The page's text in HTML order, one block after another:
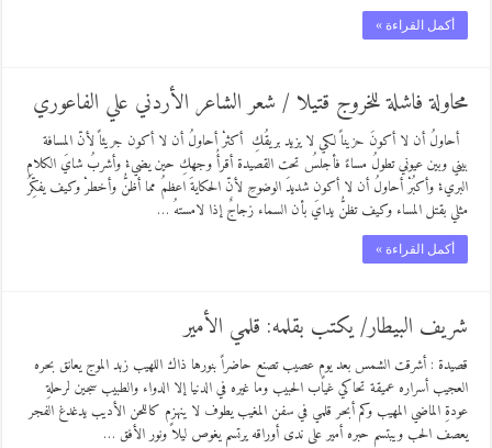
أكمل القراءة »
محاولة فاشلة للخروج قتيلا / شعر الشاعر الأردني علي الفاعوري
أحاولُ أن لا أكونَ حزيناً لكي لا يزيد بريقُكِ أكثرْ أحاولُ أن لا أكون جريئاً لأنّ المسافة
بيني وبين عيوني تطولُ مساءً فأجلسُ تحت القصيدة أقرأُ وجهكِ حين يضيءْ وأشربُ شايَ الكلامِ
البريءْ وأكبُرْ أحاولُ أن لا أكون شديدَ الوضوحِ لأنّ الحكايةَ اعظمُ مما أظنُّ وأخطرْ وكيف يفكِّرُ
مثلي بقتل المساء وكيف تظنُّ يدايَ بأن السماء زجاجٌ إذا لامستهُ …
أكمل القراءة »
شريف البيطار/ يكتب بقلمه: قلمي الأمير
قصيدة : أشرقت الشمس بعد يومٍ عصيب تصنع حاضراً بنورها ذاك اللهيب زبد الموج يعانق بحره
العجيب أسراره عميقة تحاكي غياب الحبيب وما غيره في الدنيا إلا الدواء والطبيب سجين لرحلةِ
عودةِ الماضي المهيب وكم أبحر قلمي في سفن المغيب يطوف لا ينهزم كاللحن الأديب يدغدغ الفجر
يعصف الحب ويبتسم حبره أمير على ندى أوراقه يرتسم يغوص ليلاً ونور الأفق …